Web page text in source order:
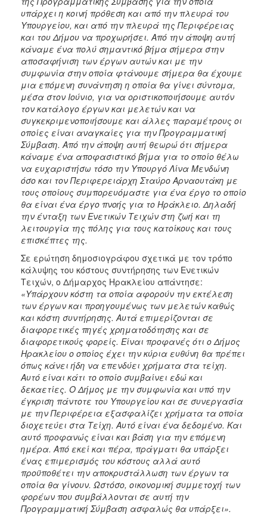
υπάρχει η κοινή πρόθεση και από την πλευρά του
Υπουργείου, και από την πλευρά της Περιφέρειας
και του Δήμου να προχωρήσει. Από την άποψη αυτή
κάναμε ένα πολύ σημαντικό βήμα σήμερα στην
αποσαφήνιση των έργων αυτών και με την
συμφωνία στην οποία φτάνουμε σήμερα θα έχουμε
μια επόμενη συνάντηση η οποία θα γίνει σύντομα,
μέσα στον Ιούνιο, για να οριστικοποιήσουμε αυτόν
τον κατάλογο έργων και μελετών και να
συγκεκριμενοποιήσουμε και άλλες παραμέτρους οι
οποίες είναι αναγκαίες για την Προγραμματική
Σύμβαση. Από την άποψη αυτή θεωρώ ότι σήμερα
κάναμε ένα αποφασιστικό βήμα για το οποίο θέλω
να ευχαριστήσω τόσο την Υπουργό Λίνα Μενδώνη
όσο και τον Περιφερειάρχη Σταύρο Αρναουτάκη με
τους οποίους συμπορευόμαστε για ένα έργο το οποίο
θα είναι ένα έργο πνοής για το Ηράκλειο. Δηλαδή
την ένταξη των Ενετικών Τειχών στη ζωή και τη
λειτουργία της πόλης για τους κατοίκους και τους
επισκέπτες της.
Σε ερώτηση δημοσιογράφου σχετικά με τον τρόπο
κάλυψης του κόστους συντήρησης των Ενετικών
Τειχών, ο Δήμαρχος Ηρακλείου απάντησε:
«Υπάρχουν κόστη τα οποία αφορούν την εκτέλεση
των έργων και προηγουμένως των μελετών καθώς
και κόστη συντήρησης. Αυτά επιμερίζονται σε
διαφορετικές πηγές χρηματοδότησης και σε
διαφορετικούς φορείς. Είναι προφανές ότι ο Δήμος
Ηρακλείου ο οποίος έχει την κύρια ευθύνη θα πρέπει
όπως κάνει ήδη να επενδύει χρήματα στα τείχη.
Αυτό είναι κάτι το οποίο συμβαίνει εδώ και
δεκαετίες. Ο Δήμος με την συμφωνία και υπό την
έγκριση πάντοτε του Υπουργείου και σε συνεργασία
με την Περιφέρεια εξασφαλίζει χρήματα τα οποία
διοχετεύει στα Τείχη. Αυτό είναι ένα δεδομένο. Και
αυτό προφανώς είναι και βάση για την επόμενη
ημέρα. Από εκεί και πέρα, πράγματι θα υπάρξει
ένας επιμερισμός του κόστους αλλά αυτό
προϋποθέτει την αποκρυστάλλωση των έργων τα
οποία θα γίνουν. Ωστόσο, οικονομική συμμετοχή των
φορέων που συμβάλλονται σε αυτή την
Προγραμματική Σύμβαση ασφαλώς θα υπάρξει».